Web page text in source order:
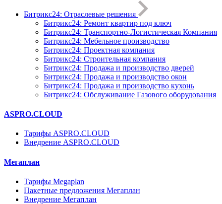
Битрикс24: Отраслевые решения
Битрикс24: Ремонт квартир под ключ
Битрикс24: Транспортно-Логистическая Компания
Битрикс24: Мебельное производство
Битрикс24: Проектная компания
Битрикс24: Строительная компания
Битрикс24: Продажа и производство дверей
Битрикс24: Продажа и производство окон
Битрикс24: Продажа и производство кухонь
Битрикс24: Обслуживание Газового оборудования
ASPRO.CLOUD
Тарифы ASPRO.CLOUD
Внедрение ASPRO.CLOUD
Мегаплан
Тарифы Megaplan
Пакетные предложения Мегаплан
Внедрение Мегаплан